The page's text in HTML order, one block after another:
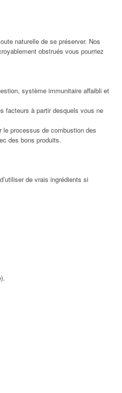
naturelle de se préserver. Nos
obstrués vous pourriez
système immunitaire affaibli et
facteurs à partir desquels vous ne
processus de combustion des
des bons produits.
de vrais ingrédients si